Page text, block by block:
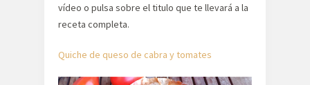
vídeo o pulsa sobre el titulo que te llevará a la
receta completa.
Quiche de queso de cabra y tomates